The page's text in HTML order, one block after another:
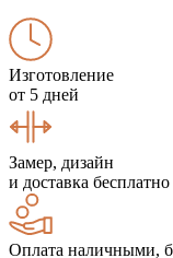
Изготовление
от 5 дней
Замер, дизайн
и доставка бесплатно
Оплата наличными,